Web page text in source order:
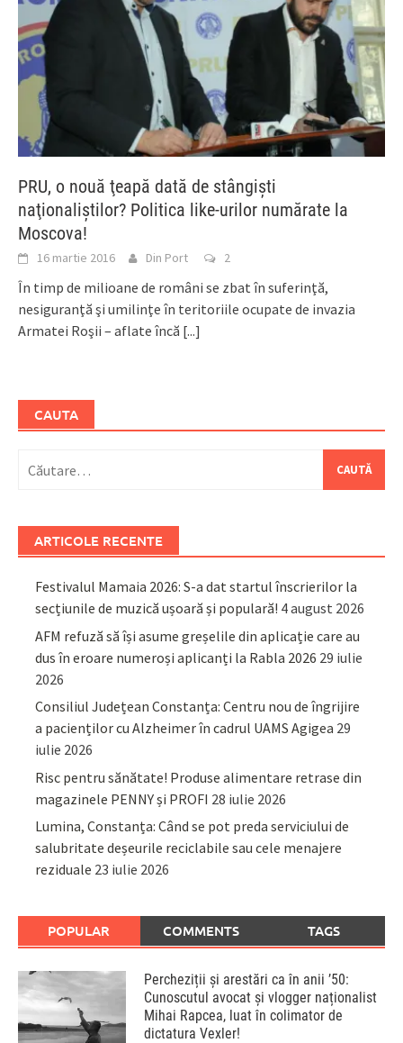
PRU, o nouă ţeapă dată de stângişti
naţionaliştilor? Politica like-urilor numărate la
Moscova!
16 martie 2016 Din Port 2
În timp de milioane de români se zbat în suferinţă,
nesiguranţă şi umilinţe în teritoriile ocupate de invazia
Armatei Roşii – aflate încă [...]
CAUTA
după:
ARTICOLE RECENTE
Festivalul Mamaia 2026: S-a dat startul înscrierilor la
secțiunile de muzică ușoară și populară! 4 august 2026
AFM refuză să își asume greșelile din aplicație care au
dus în eroare numeroși aplicanți la Rabla 2026 29 iulie
2026
Consiliul Județean Constanța: Centru nou de îngrijire
a pacienților cu Alzheimer în cadrul UAMS Agigea 29
iulie 2026
Risc pentru sănătate! Produse alimentare retrase din
magazinele PENNY și PROFI 28 iulie 2026
Lumina, Constanța: Când se pot preda serviciului de
salubritate deșeurile reciclabile sau cele menajere
reziduale 23 iulie 2026
POPULAR COMMENTS TAGS
Percheziții și arestări ca în anii ’50:
Cunoscutul avocat și vlogger naționalist
Mihai Rapcea, luat în colimator de
dictatura Vexler!